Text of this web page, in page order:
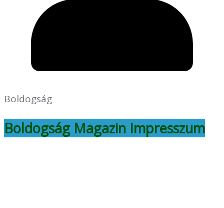
Boldogság
Boldogság Magazin Impresszum